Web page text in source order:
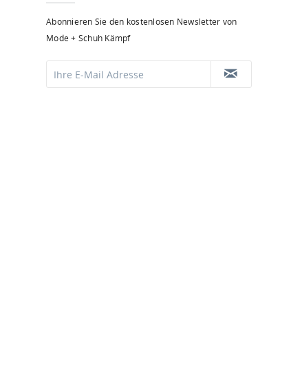
Abonnieren Sie den kostenlosen Newsletter von
Mode + Schuh Kämpf